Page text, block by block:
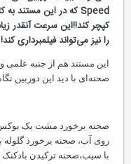
کپچر کند!!این سرعت آنقدر
را نیز می‌تواند فیلمبرداری کند!
این مستند هم از جنبه علمی و
صحنه‌ای با دید این دوربین
صحنه برخورد مشت یک
روی آب، صحنه برخورد گلوله
با سیب،صحنه ترکیدن بادکنک